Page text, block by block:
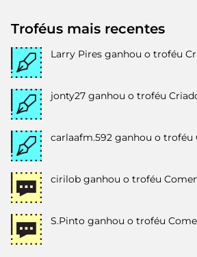
Troféus mais recentes
Larry Pires ganhou o troféu
jonty27 ganhou o troféu
carlaafm.592 ganhou o troféu
cirilob ganhou o troféu
S.Pinto ganhou o troféu